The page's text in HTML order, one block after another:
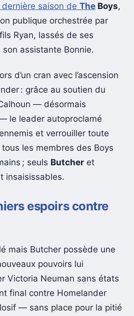
saison de The Boys,
publique orchestrée par
Ryan, lassés de ses
assistante Bonnie.
d’un cran avec l’ascension
: grâce au soutien du
— désormais
le leader autoproclamé
et verrouiller toute
les membres des Boys
; seuls Butcher et
insaisissables.
espoirs contre
mais Butcher possède une
pouvoirs lui
Victoria Neuman sans états
final contre Homelander
— sans place pour la pitié